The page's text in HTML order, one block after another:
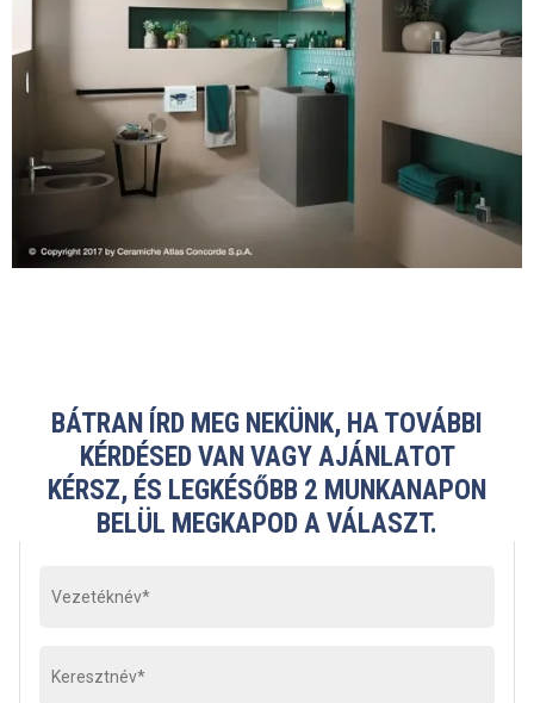
BÁTRAN ÍRD MEG NEKÜNK, HA TOVÁBBI
KÉRDÉSED VAN VAGY AJÁNLATOT
KÉRSZ, ÉS LEGKÉSŐBB 2 MUNKANAPON
BELÜL MEGKAPOD A VÁLASZT.